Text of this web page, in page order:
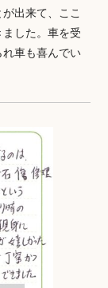
出来て、ここ
した。車を受
車も喜んでい